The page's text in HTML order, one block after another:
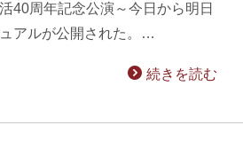
40周年記念公演～今日から明日
アルが公開された。…
続きを読む